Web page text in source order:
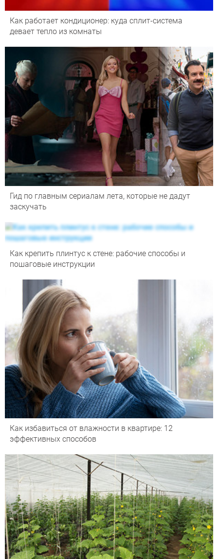
Как работает кондиционер: куда сплит-система
девает тепло из комнаты
Гид по главным сериалам лета, которые не дадут
заскучать
Как крепить плинтус к стене: рабочие способы и
пошаговые инструкции
Как избавиться от влажности в квартире: 12
эффективных способов